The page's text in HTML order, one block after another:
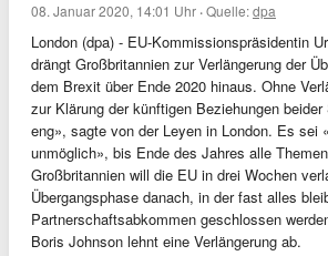
08. Januar 2020, 14:01 Uhr ·Quelle:dpa
London (dpa) - EU-Kommissionspräsidentin
drängt Großbritannien zur Verlängerung der
dem Brexit über Ende 2020 hinaus. Ohne
zur Klärung der künftigen Beziehungen
eng», sagte von der Leyen in London. Es sei
unmöglich», bis Ende des Jahres alle
Großbritannien will die EU in drei Wochen
Übergangsphase danach, in der fast alles
Partnerschaftsabkommen geschlossen
Boris Johnson lehnt eine Verlängerung ab.